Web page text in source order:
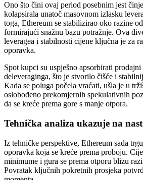
Ono što čini ovaj period posebnim jest
kolapsirala unatoč masovnom izlasku
toga, Ethereum se stabilizirao oko razine
formirajući snažnu bazu potražnje. Ova
leveragea i stabilnosti cijene ključna je za
oporavka.
Spot kupci su uspješno apsorbirati
deleveraginga, što je stvorilo čišće i
Kada se poluga počela vraćati, ušla je u
oslobođeno prekomjernih spekulativnih
da se kreće prema gore s manje otpora.
Tehnička analiza ukazuje na
Iz tehničke perspektive, Ethereum sada
oporavka koja se kreće prema proboju.
minimume i gura se prema otporu blizu
Povratak ključnih pokretnih prosjeka